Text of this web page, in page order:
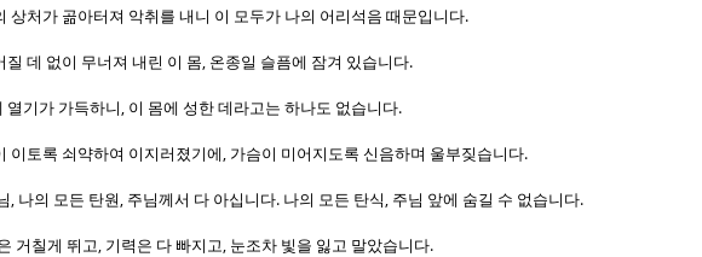
의 상처가 곪아터져 악취를 내니 이 모두가 나의 어리석음 때문입니다.
질 데 없이 무너져 내린 이 몸, 온종일 슬픔에 잠겨 있습니다.
열기가 가득하니, 이 몸에 성한 데라고는 하나도 없습니다.
이 이토록 쇠약하여 이지러졌기에, 가슴이 미어지도록 신음하며 울부짖습니다.
님, 나의 모든 탄원, 주님께서 다 아십니다. 나의 모든 탄식, 주님 앞에 숨길 수 없습니다.
은 거칠게 뛰고, 기력은 다 빠지고, 눈조차 빛을 잃고 말았습니다.